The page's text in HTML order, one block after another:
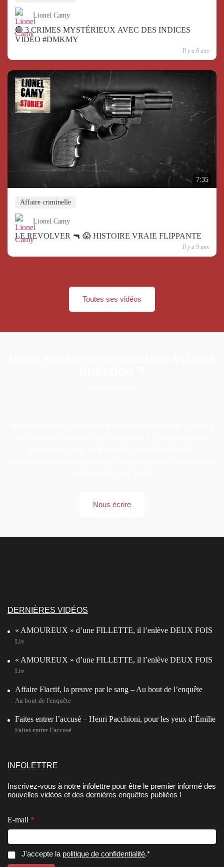
Lionel Camy
🔴 3 CRIMES MYSTÉRIEUX AVEC DES INDICES
VIDÉO #DMKMY
Il y a 6 ans
7:35
Affaire criminelle
Lionel Camy
LE REVOLVER 🔫 😱 HISTOIRE VRAIE FLIPPANTE
Il y a 9 ans
Toutes ses vidéos
Nous écrire
DERNIÈRES VIDÉOS
« AMOUREUX » d’une FILLETTE, il l’enlève DEUX FOIS
Liv
« AMOUREUX » d’une FILLETTE, il l’enlève DEUX FOIS
Liv
Affaire Flactif, la preuve par le sang – Au bout de l’enquête
Au bout de l'enquête
Faites entrer l’accusé – Henri Pacchioni, pour les yeux d’Émilie
Faites entrer l’accusé
INFOLETTRE
Inscrivez-vous à notre infolettre pour être le premier informé des
nouvelles vidéos et des dernières enquêtes publiées !
E
-
a
i
l
E-mail *
E
-
C
o
J'accepte la politique de confidentialité.*